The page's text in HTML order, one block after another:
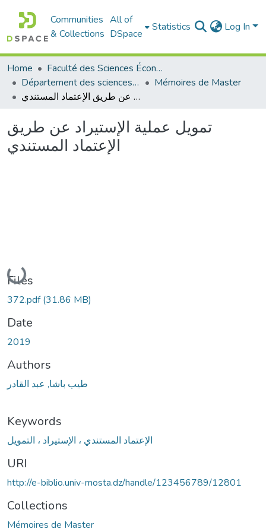
Communities
& Collections
All of
DSpace
Statistics Log In
Home
Faculté des Sciences Économiques Commerciales et des Sciences de Gestion
Département des sciences commerciales
Mémoires de Master
تمويل عملية الإستيراد عن طريق الإعتماد المستندي
تمويل عملية الإستيراد عن طريق
الإعتماد المستندي
Loading...
Files
372.pdf(31.86 MB)
Date
2019
Authors
طيب باشا, عبد القادر
Keywords
الإعتماد المستندي ، الإستيراد ، التمويل
URI
http://e-biblio.univ-mosta.dz/handle/123456789/12801
Collections
Mémoires de Master